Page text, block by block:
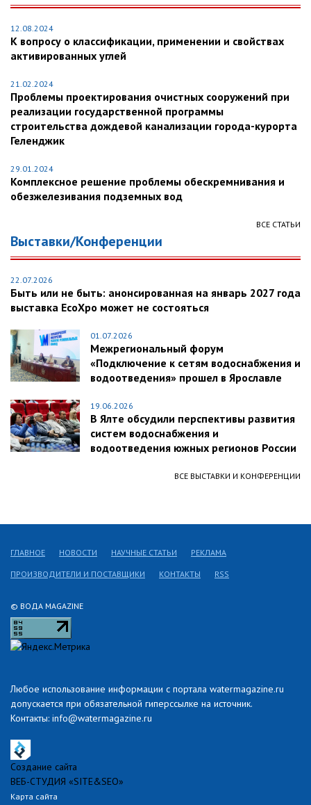
12.08.2024
К вопросу о классификации, применении и свойствах
активированных углей
21.02.2024
Проблемы проектирования очистных сооружений при
реализации государственной программы
строительства дождевой канализации города-курорта
Геленджик
29.01.2024
Комплексное решение проблемы обескремнивания и
обезжелезивания подземных вод
ВСЕ СТАТЬИ
Выставки/Конференции
22.07.2026
Быть или не быть: анонсированная на январь 2027 года
выставка EcoXpo может не состояться
01.07.2026
Межрегиональный форум
«Подключение к сетям водоснабжения и
водоотведения» прошел в Ярославле
19.06.2026
В Ялте обсудили перспективы развития
систем водоснабжения и
водоотведения южных регионов России
ВСЕ ВЫСТАВКИ И КОНФЕРЕНЦИИ
© ВОДА MAGAZINE
Любое использование информации с портала watermagazine.ru
допускается при обязательной гиперссылке на источник.
Контакты: info@watermagazine.ru
ГЛАВНОЕ НОВОСТИ НАУЧНЫЕ СТАТЬИ РЕКЛАМА
ПРОИЗВОДИТЕЛИ И ПОСТАВЩИКИ КОНТАКТЫ RSS
Создание сайта
ВЕБ-СТУДИЯ «SITE&SEO»
Карта сайта